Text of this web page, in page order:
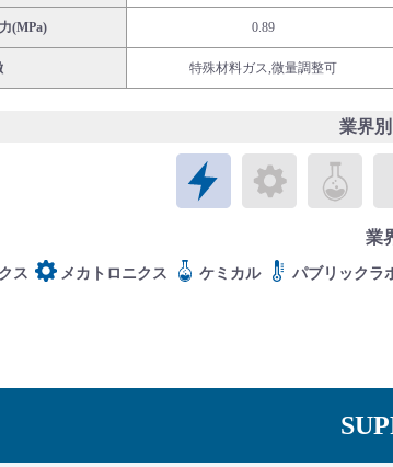
(MPa) 0.89
特殊材料ガス,微量調整可
業界
エレクトロニクス
メカトロニ
ケ
業
ス メカトロニクス ケミカル パブリックラ